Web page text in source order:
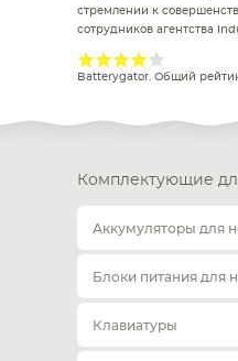
стремлении к
сотрудников агентства
Batterygator. Общий
Комплектующие
Аккумуляторы для
Блоки питания для
Клавиатуры